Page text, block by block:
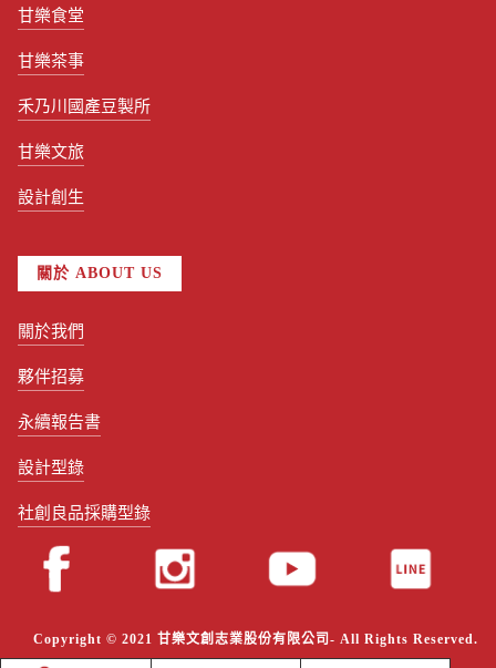
甘樂食堂
甘樂茶事
禾乃川國產豆製所
甘樂文旅
設計創生
關於 ABOUT US
關於我們
夥伴招募
永續報告書
設計型錄
社創良品採購型錄
Copyright © 2021 甘樂文創志業股份有限公司- All Rights Reserved.